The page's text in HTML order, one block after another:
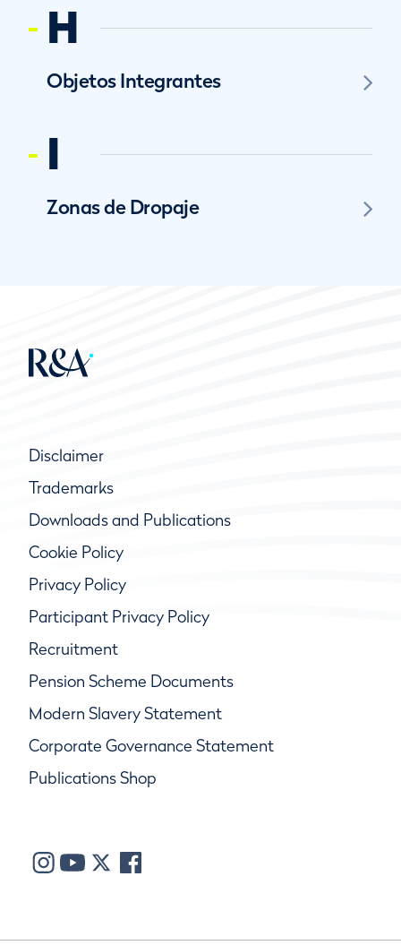
H
Objetos Integrantes
I
Zonas de Dropaje
Disclaimer
Trademarks
Downloads and Publications
Cookie Policy
Privacy Policy
Participant Privacy Policy
Recruitment
Pension Scheme Documents
Modern Slavery Statement
Corporate Governance Statement
Publications Shop